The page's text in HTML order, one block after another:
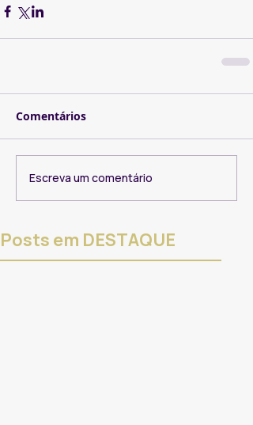
Comentários
Escreva um comentário
Posts em DESTAQUE